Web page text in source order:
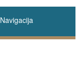
Navigacija